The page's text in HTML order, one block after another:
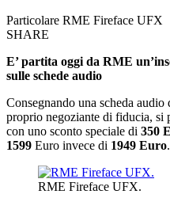
Particolare RME Fireface UFX
SHARE
E’ partita oggi da RME
sulle schede audio
Consegnando una scheda
proprio negoziante di fiducia, si
con uno sconto speciale di 350
1599 Euro invece di 1949 Euro.
RME Fireface UFX.